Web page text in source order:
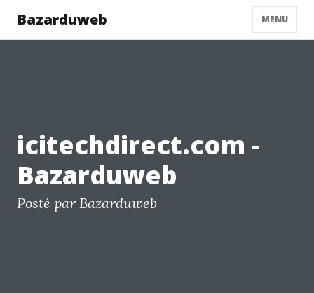
Bazarduweb MENU
icitechdirect.com -
Bazarduweb
Posté par Bazarduweb